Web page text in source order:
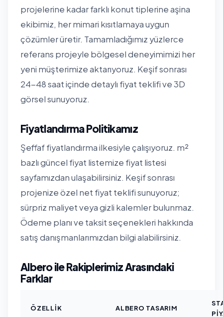
projelerine kadar farklı konut tiplerine aşina
ekibimiz, her mimari kısıtlamaya uygun
çözümler üretir. Tamamladığımız yüzlerce
referans projeyle bölgesel deneyimimizi her
yeni müşterimize aktarıyoruz. Keşif sonrası
24-48 saat içinde detaylı fiyat teklifi ve 3D
görsel sunuyoruz.
Fiyatlandırma Politikamız
Şeffaf fiyatlandırma ilkesiyle çalışıyoruz. m²
bazlı güncel fiyat listemize fiyat listesi
sayfamızdanulaşabilirsiniz. Keşif sonrası
projenize özel net fiyat teklifi sunuyoruz;
sürpriz maliyet veya gizli kalemler bulunmaz.
Ödeme planı ve taksit seçenekleri hakkında
satış danışmanlarımızdan bilgi alabilirsiniz.
Albero ile Rakiplerimiz Arasındaki
Farklar
ÖZELLIK ALBERO TASARIM